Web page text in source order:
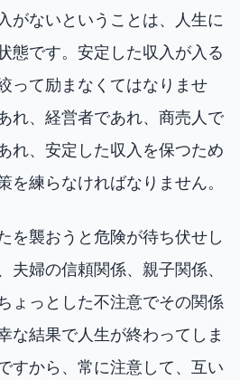
がないということは、人生に
態です。安定した収入が入る
って励まなくてはなりませ
れ、経営者であれ、商売人で
れ、安定した収入を保つため
を練らなければなりません。
を襲おうと危険が待ち伏せし
夫婦の信頼関係、親子関係、
ょっとした不注意でその関係
な結果で人生が終わってしま
すから、常に注意して、互い